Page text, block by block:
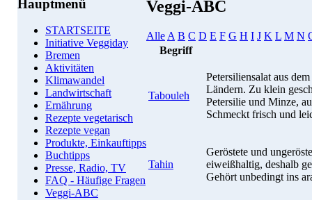
Hauptmenü
STARTSEITE
Initiative Veggiday
Bremen
Aktivitäten
Klimawandel
Landwirtschaft
Ernährung
Rezepte vegetarisch
Rezepte vegan
Produkte, Einkauftipps
Buchtipps
Presse, Radio, TV
FAQ - Häufige Fragen
Veggi-ABC
Veggi-ABC
Alle A B C D E F G H I J K L M N
Begriff
Tabouleh
Petersiliensalat aus
Ländern. Zu klein
Petersilie und Minze,
Schmeckt frisch und
Tahin
Geröstete und
eiweißhaltig, deshalb
Gehört unbedingt ins